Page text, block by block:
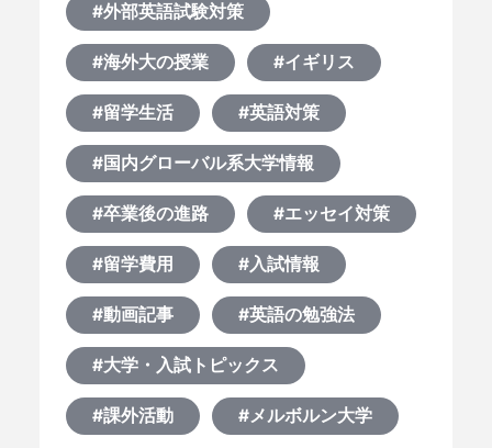
#外部英語試験対策
#海外大の授業 #イギリス
#留学生活 #英語対策
#国内グローバル系大学情報
#卒業後の進路 #エッセイ対策
#留学費用 #入試情報
#動画記事 #英語の勉強法
#大学・入試トピックス
#課外活動 #メルボルン大学